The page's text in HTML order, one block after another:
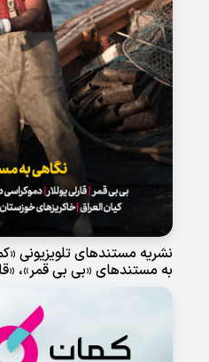
به مستندهای «بی بی قمر»،
جاده ساوه»، «عروسک گردان»،
خوزستان»، «کامران»، «گرگور»